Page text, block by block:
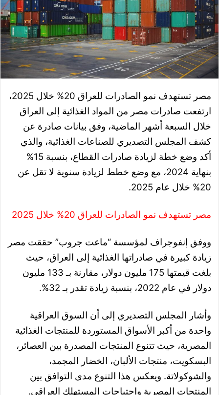
مصر تستهدف نمو الصادرات للعراق 20% خلال 2025،
ارتفعت صادرات مصر من المواد الغذائية إلى العراق
خلال السبعة أشهر الماضية، وفق بيانات صادرة عن
كشف المجلس التصديري للصناعات الغذائية، والذي
أكد وضع خطة لزيادة صادرات القطاع، بنسبة 15%
بنهاية 2024، مع وضع خطط لزيادة سنوية لا تقل عن
20% خلال عام 2025.
مصر تستهدف نمو الصادرات للعراق 20% خلال 2025
ووفق إنفوجراف لمؤسسة “ماعت جروب” حققت مصر
زيادة كبيرة في صادراتها الغذائية إلى العراق، حيث
بلغت قيمتها 175 مليون دولار، مقارنة بـ 133 مليون
دولار في عام 2022، بنسبة زيادة تقدر بـ 32%.
وأشار المجلس التصديري إلى أن السوق العراقية
واحدة من أكبر الأسواق المستوردة للمنتجات الغذائية
المصرية، حيث تتنوع المنتجات المصدرة بين العصائر،
البسكويت، منتجات الألبان، الخضار المجمد،
والشوكولاتة. ويعكس هذا التنوع مدى التوافق بين
المنتجات المصرية واحتياجات المستهلك العراقي.